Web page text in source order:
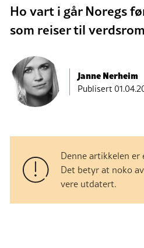
Ho vart i går Noregs
som reiser til
Janne Nerheim
Publisert
Denne artikkelen er
Det betyr at noko
vere utdatert.